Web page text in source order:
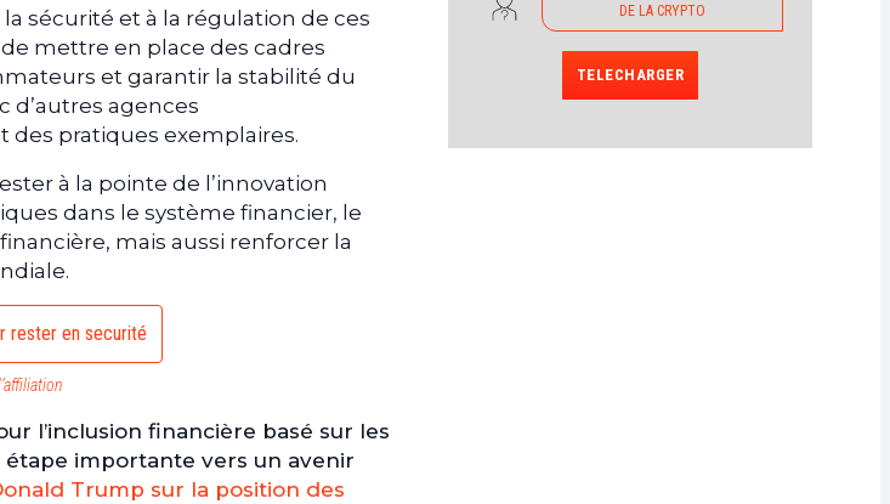
sécurité et à la régulation de ces
mettre en place des cadres
et garantir la stabilité du
d’autres agences
pratiques exemplaires.
à la pointe de l’innovation
dans le système financier, le
mais aussi renforcer la
rester en securité
l’inclusion financière basé sur les
importante vers un avenir
Trump sur la position des
DE LA CRYPTO
TELECHARGER